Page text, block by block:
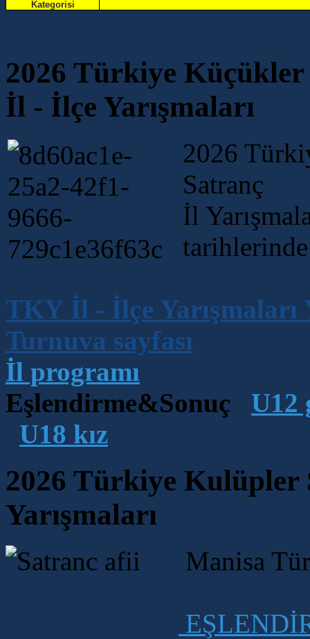
Kategorisi
2026 Türkiye Küçükler
İl - İlçe Yarışmaları
2026
Satranç
İl
TKY İl - İlçe Yarışmaları
Turnuva sayfası
İl programı
Eşlendirme&Sonuç U12
U18 kız
2026 Türkiye Kulüpler
Yarışmaları
Manisa